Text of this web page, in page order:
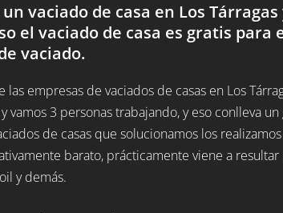
vaciado de casa en Los Tárragas
el vaciado de casa es gratis para
vaciado.
empresas de vaciados de casas en Los
3 personas trabajando, y eso conlleva un
de casas que solucionamos los
barato, prácticamente viene a
y demás.